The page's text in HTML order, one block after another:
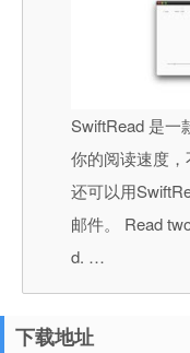
SwiftRead 是一
你的阅读速度，
还可以用
邮件。 Read
d. …
下载地址